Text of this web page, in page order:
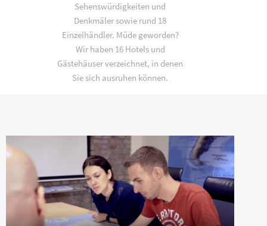
Sehenswürdigkeiten und
Denkmäler sowie rund 18
Einzelhändler. Müde geworden?
Wir haben 16 Hotels und
Gästehäuser verzeichnet, in denen
Sie sich ausruhen können.